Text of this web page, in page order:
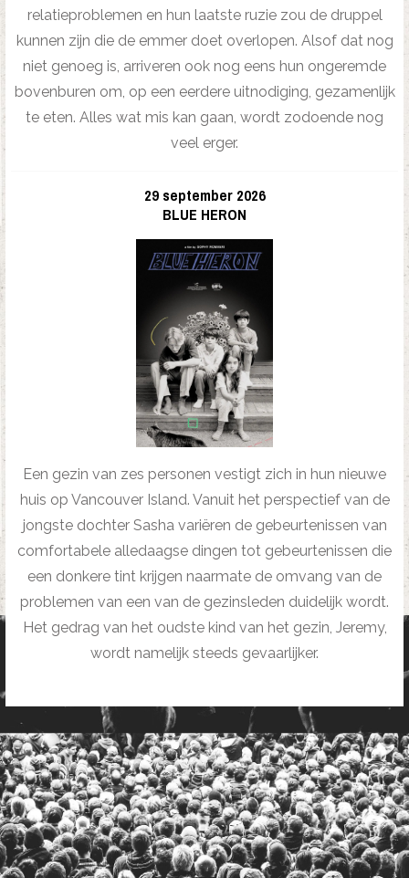
relatieproblemen en hun laatste ruzie zou de druppel
kunnen zijn die de emmer doet overlopen. Alsof dat nog
niet genoeg is, arriveren ook nog eens hun ongeremde
bovenburen om, op een eerdere uitnodiging, gezamenlijk
te eten. Alles wat mis kan gaan, wordt zodoende nog
veel erger.
29 september 2026
BLUE HERON
Een gezin van zes personen vestigt zich in hun nieuwe
huis op Vancouver Island. Vanuit het perspectief van de
jongste dochter Sasha variëren de gebeurtenissen van
comfortabele alledaagse dingen tot gebeurtenissen die
een donkere tint krijgen naarmate de omvang van de
problemen van een van de gezinsleden duidelijk wordt.
Het gedrag van het oudste kind van het gezin, Jeremy,
wordt namelijk steeds gevaarlijker.